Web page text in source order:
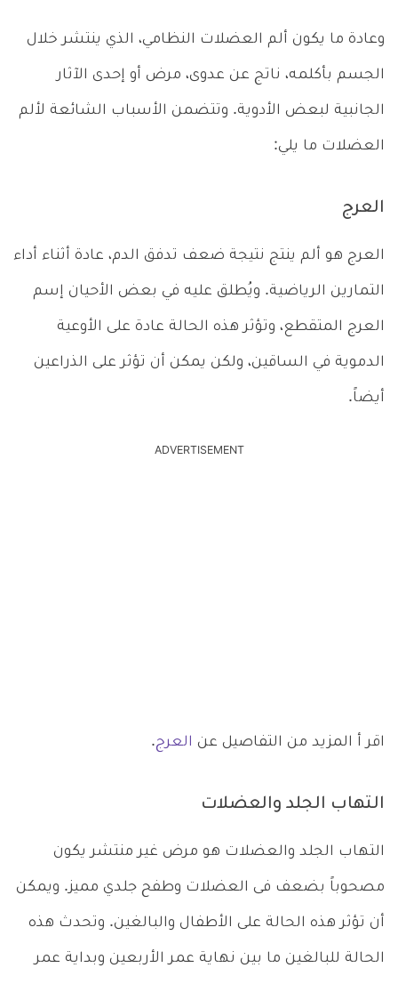
وعادة ما يكون ألم العضلات النظامي، الذي ينتشر خلال
الجسم بأكلمه، ناتج عن عدوى، مرض أو إحدى الآثار
الجانبية لبعض الأدوية. وتتضمن الأسباب الشائعة لألم
العضلات ما يلي:
العرج
العرج هو ألم ينتج نتيجة ضعف تدفق الدم، عادة أثناء أداء
التمارين الرياضية. ويُطلق عليه في بعض الأحيان إسم
العرج المتقطع، وتؤثر هذه الحالة عادة على الأوعية
الدموية في الساقين، ولكن يمكن أن تؤثر على الذراعين
أيضاً.
ADVERTISEMENT
اقر أ المزيد من التفاصيل عن العرج.
التهاب الجلد والعضلات
التهاب الجلد والعضلات هو مرض غير منتشر يكون
مصحوباً بضعف فى العضلات وطفح جلدي مميز. ويمكن
أن تؤثر هذه الحالة على الأطفال والبالغين. وتحدث هذه
الحالة للبالغين ما بين نهاية عمر الأربعين وبداية عمر